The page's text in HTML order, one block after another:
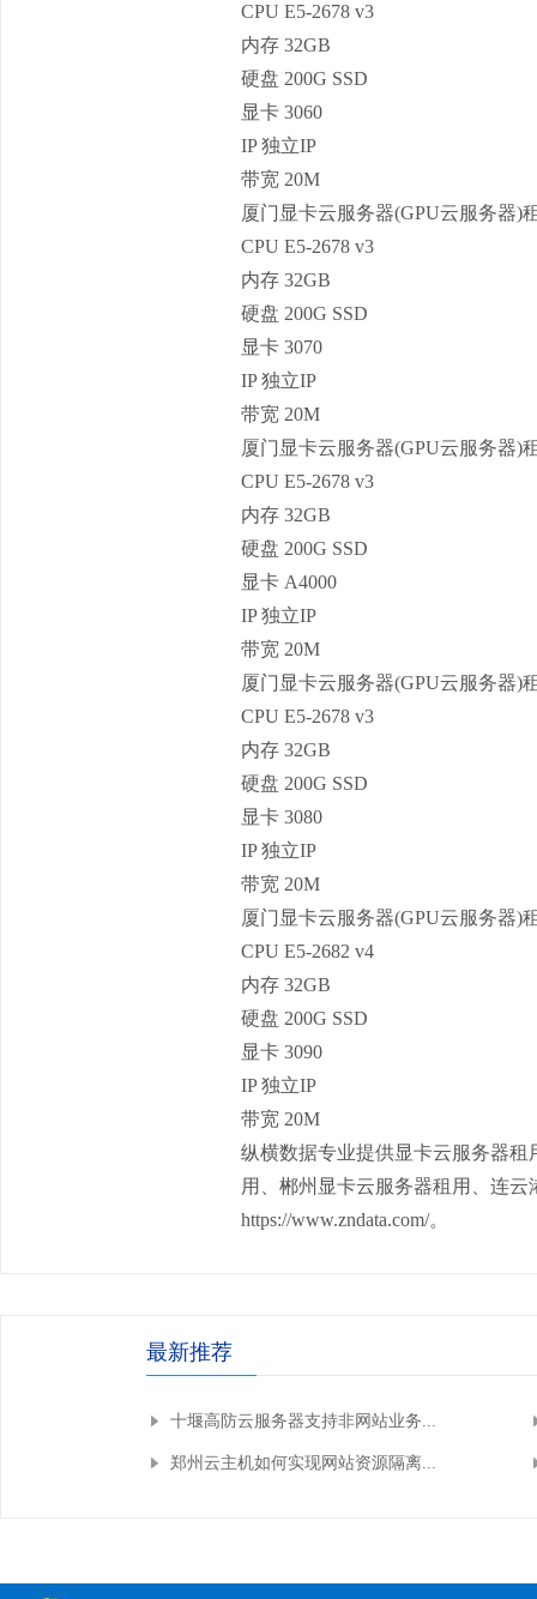
CPU E5-2678 v3
内存 32GB
硬盘 200G SSD
显卡 3060
IP 独立IP
带宽 20M
厦门显卡云服务器(GPU云服务器)
CPU E5-2678 v3
内存 32GB
硬盘 200G SSD
显卡 3070
IP 独立IP
带宽 20M
厦门显卡云服务器(GPU云服务器)
CPU E5-2678 v3
内存 32GB
硬盘 200G SSD
显卡 A4000
IP 独立IP
带宽 20M
厦门显卡云服务器(GPU云服务器)
CPU E5-2678 v3
内存 32GB
硬盘 200G SSD
显卡 3080
IP 独立IP
带宽 20M
厦门显卡云服务器(GPU云服务器)
CPU E5-2682 v4
内存 32GB
硬盘 200G SSD
显卡 3090
IP 独立IP
带宽 20M
纵横数据专业提供显卡云服务器
用、 郴州显卡云服务器租用、 连云
https://www.zndata.com/。
最新推荐
十堰高防云服务器支持非网站业务...
郑州云主机如何实现网站资源隔离...